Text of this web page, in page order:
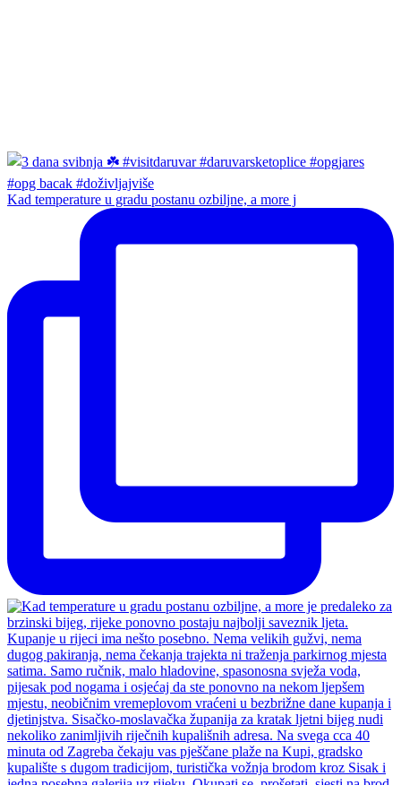
Kad temperature u gradu postanu ozbiljne, a more j